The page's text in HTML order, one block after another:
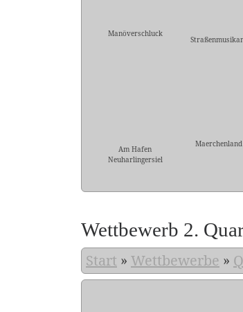
Manöverschluck
Am Hafen
Neuharlingersiel
Maerchenland
Wettbewerb 2.
Start » Wettbewerbe »